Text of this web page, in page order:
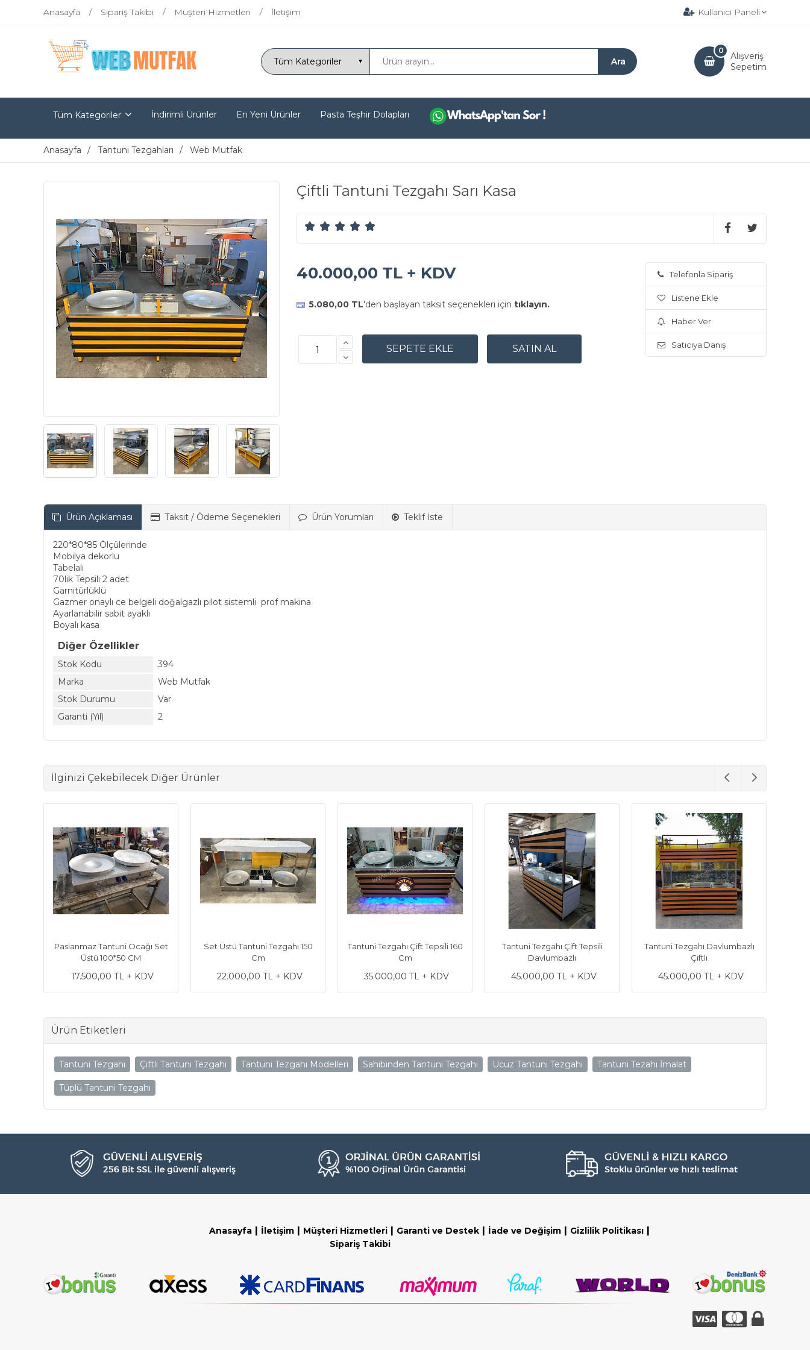
Anasayfa Sipariş Takibi Müşteri Hizmetleri İletişim Kullanıcı Paneli
Alışveriş
Sepetim
0
Tüm Kategoriler İndirimli Ürünler En Yeni Ürünler Pasta Teşhir Dolapları
Anasayfa Tantuni Tezgahları Web Mutfak
Çiftli Tantuni Tezgahı Sarı Kasa
40.000,00 TL + KDV
5.080,00 TL'den başlayan taksit seçenekleri için tıklayın.
Telefonla Sipariş
Listene Ekle
Haber Ver
Satıcıya Danış
Ürün Açıklaması Taksit / Ödeme Seçenekleri Ürün Yorumları Teklif İste
220*80*85 Ölçülerinde
Mobilya dekorlu
Tabelalı
70lik Tepsili 2 adet
Garnitürlüklü
Gazmer onaylı ce belgeli doğalgazlı pilot sistemli prof makina
Ayarlanabilir sabit ayaklı
Boyalı kasa
Diğer Özellikler
Stok Kodu
394
Marka
Web Mutfak
Stok Durumu
Var
Garanti (Yıl)
2
İlginizi Çekebilecek Diğer Ürünler
Paslanmaz Tantuni Ocağı Set
Üstü 100*50 CM
17.500,00 TL + KDV
Set Üstü Tantuni Tezgahı 150
Cm
22.000,00 TL + KDV
Tantuni Tezgahı Çift Tepsili 160
Cm
35.000,00 TL + KDV
Tantuni Tezgahı Çift Tepsili
Davlumbazlı
45.000,00 TL + KDV
Tantuni Tezgahı Davlumbazlı
Çiftli
45.000,00 TL + KDV
Ürün Etiketleri
Tantuni Tezgahı Çiftli Tantuni Tezgahı Tantuni Tezgahı Modelleri Sahibinden Tantuni Tezgahı Ucuz Tantuni Tezgahı Tantuni Tezahı İmalat
Tüplü Tantuni Tezgahı
Anasayfa | İletişim | Müşteri Hizmetleri | Garanti ve Destek | İade ve Değişim | Gizlilik Politikası |
Sipariş Takibi